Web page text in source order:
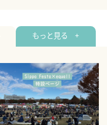
もっと見る +